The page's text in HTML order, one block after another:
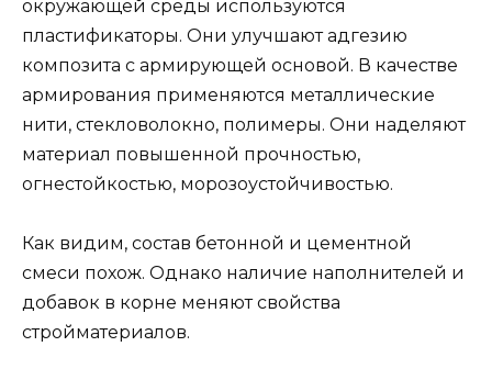
окружающей среды используются
пластификаторы. Они улучшают адгезию
композита с армирующей основой. В качестве
армирования применяются металлические
нити, стекловолокно, полимеры. Они наделяют
материал повышенной прочностью,
огнестойкостью, морозоустойчивостью.
Как видим, состав бетонной и цементной
смеси похож. Однако наличие наполнителей и
добавок в корне меняют свойства
стройматериалов.